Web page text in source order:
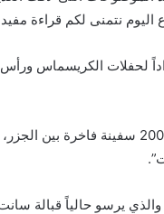
نتمنى لكم قراءة
لحفلات الكريسماس ورأس
قدماً هو الأكبر في المنطقة، والذي يرسو حالياً